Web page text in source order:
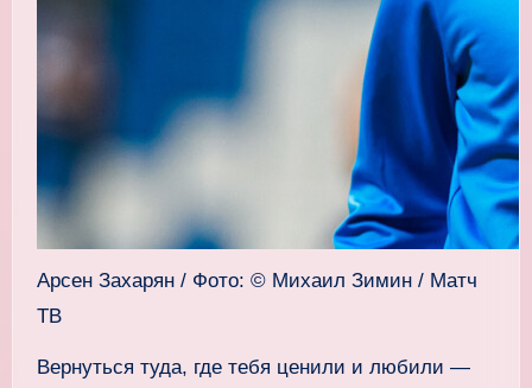
Арсен Захарян / Фото: © Михаил Зимин / Матч
ТВ
Вернуться туда, где тебя ценили и любили —